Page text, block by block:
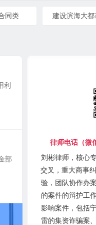
同类 建设滨海大都
利
部
律师电话（微
刘彬律师，核心
交叉，重大商事
验，团队协作办
的案件的辩护工
影响案件，包括
雷的集资诈骗案